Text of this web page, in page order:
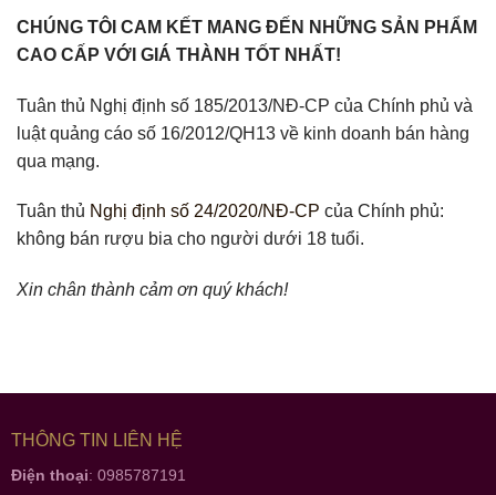
CHÚNG TÔI CAM KẾT MANG ĐẾN NHỮNG SẢN PHẨM
CAO CẤP VỚI GIÁ THÀNH TỐT NHẤT!
Tuân thủ Nghị định số 185/2013/NĐ-CP của Chính phủ và
luật quảng cáo số 16/2012/QH13 về kinh doanh bán hàng
qua mạng.
Tuân thủ Nghị định số 24/2020/NĐ-CP của Chính phủ:
không bán rượu bia cho người dưới 18 tuổi.
Xin chân thành cảm ơn quý khách!
THÔNG TIN LIÊN HỆ
Điện thoại: 0985787191